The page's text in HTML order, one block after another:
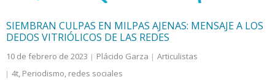
SIEMBRAN CULPAS EN MILPAS AJENAS: MENSAJE A LOS
DEDOS VITRIÓLICOS DE LAS REDES
10 de febrero de 2023 Plácido Garza
Articulistas
4t, Periodismo, redes sociales